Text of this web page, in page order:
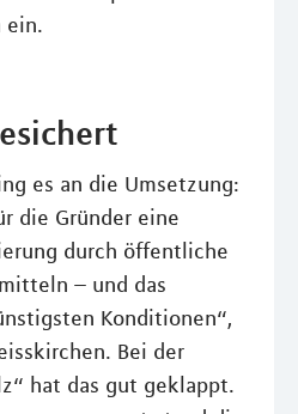
ein.
es an die Umsetzung:
die Gründer eine
durch öffentliche
– und das
Konditionen“,
Bei der
hat das gut geklappt.